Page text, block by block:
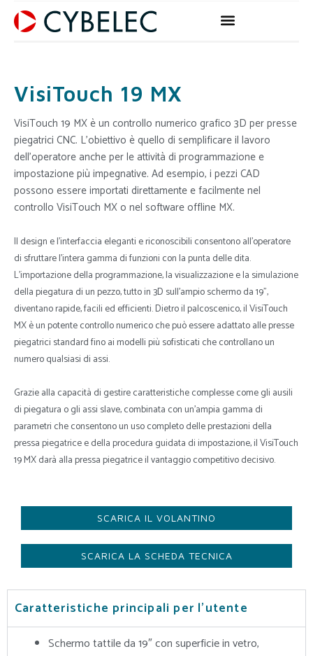
VisiTouch 19 MX
VisiTouch 19 MX è un controllo numerico grafico 3D per presse
piegatrici CNC. L’obiettivo è quello di semplificare il lavoro
dell’operatore anche per le attività di programmazione e
impostazione più impegnative. Ad esempio, i pezzi CAD
possono essere importati direttamente e facilmente nel
controllo VisiTouch MX o nel software offline MX.
Il design e l’interfaccia eleganti e riconoscibili consentono all’operatore
di sfruttare l’intera gamma di funzioni con la punta delle dita.
L’importazione della programmazione, la visualizzazione e la simulazione
della piegatura di un pezzo, tutto in 3D sull’ampio schermo da 19”,
diventano rapide, facili ed efficienti. Dietro il palcoscenico, il VisiTouch
MX è un potente controllo numerico che può essere adattato alle presse
piegatrici standard fino ai modelli più sofisticati che controllano un
numero qualsiasi di assi.
Grazie alla capacità di gestire caratteristiche complesse come gli ausili
di piegatura o gli assi slave, combinata con un’ampia gamma di
parametri che consentono un uso completo delle prestazioni della
pressa piegatrice e della procedura guidata di impostazione, il VisiTouch
19 MX darà alla pressa piegatrice il vantaggio competitivo decisivo.
SCARICA IL VOLANTINO
SCARICA LA SCHEDA TECNICA
Caratteristiche principali per l'utente
Schermo tattile da 19″ con superficie in vetro,